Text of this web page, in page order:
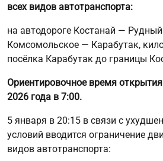
всех видов автотранспорта:
на автодороге Костанай —
Комсомольское — Карабутак,
посёлка Карабутак до границы
Ориентировочное время
2026 года в 7:00.
5 января в 20:15 в связи с
условий вводится ограничение
видов автотранспорта: